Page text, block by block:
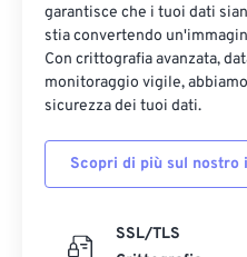
garantisce che i tuoi dati
stia convertendo
Con crittografia avanzata,
monitoraggio vigile,
sicurezza dei tuoi dati.
Scopri di più sul nostro
SSL/TLS